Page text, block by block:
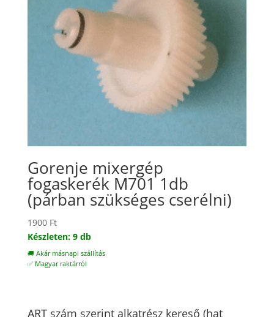
Gorenje mixergép
fogaskerék M701 1db
(párban szükséges cserélni)
1900 Ft
Készleten: 9 db
🚚 Akár másnapi szállítás
✅ Magyar raktárról
ART szám szerint alkatrész kereső (hat